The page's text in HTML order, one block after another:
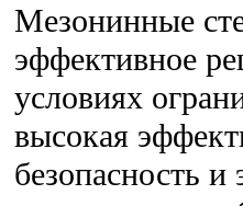
Мезонинные
эффективное
условиях
высокая
безопасность